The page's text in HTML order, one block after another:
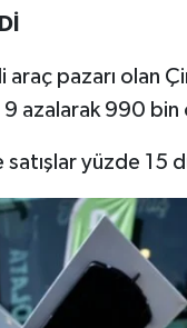
pazarı olan
azalarak 990 bin
satışlar yüzde 15